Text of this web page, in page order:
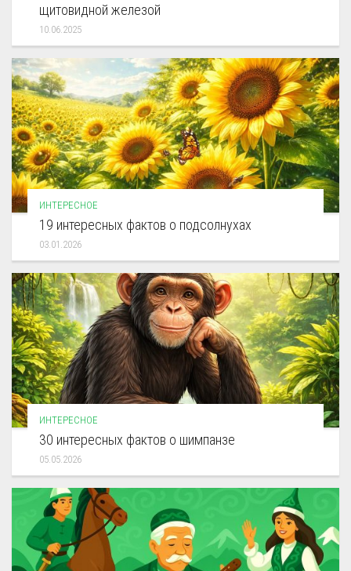
щитовидной железой
10.06.2025
ИНТЕРЕСНОЕ
19 интересных фактов о подсолнухах
03.01.2026
ИНТЕРЕСНОЕ
30 интересных фактов о шимпанзе
05.05.2026